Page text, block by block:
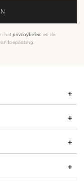
het privacybeleid en de
toepassing.